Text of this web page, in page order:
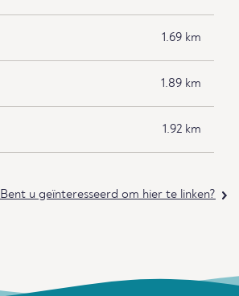
1.69 km
1.89 km
1.92 km
Bent u geïnteresseerd om hier te linken?